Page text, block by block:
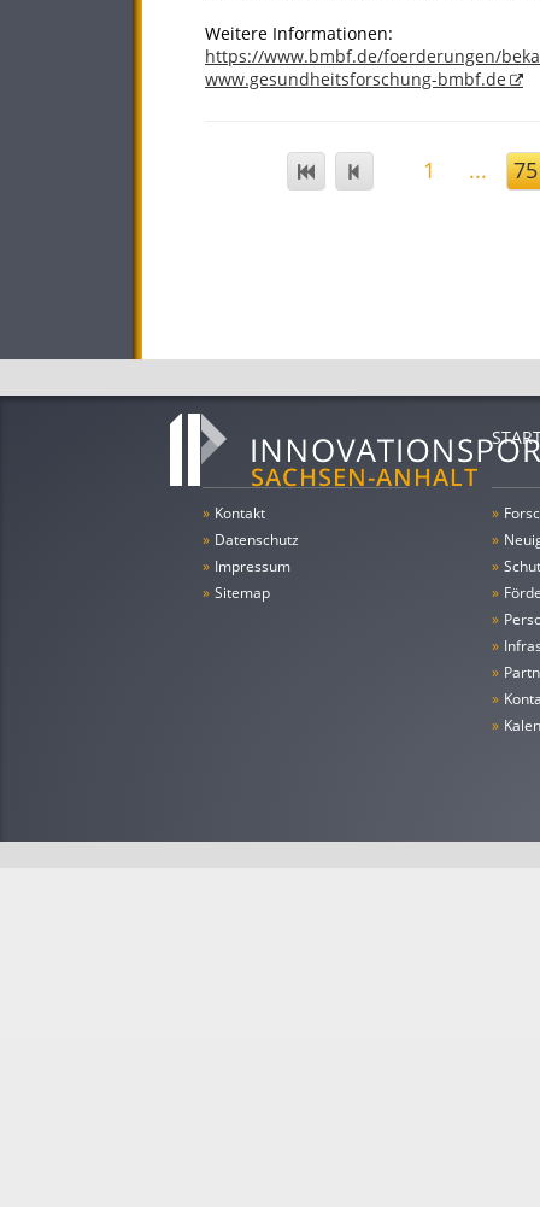
Weitere Informationen:
https://www.bmbf.de/foerderungen/
www.gesundheitsforschung-bmbf.de
1 ... 75
» Kontakt
» Datenschutz
» Impressum
» Sitemap
»
»
»
»
»
»
»
»
»